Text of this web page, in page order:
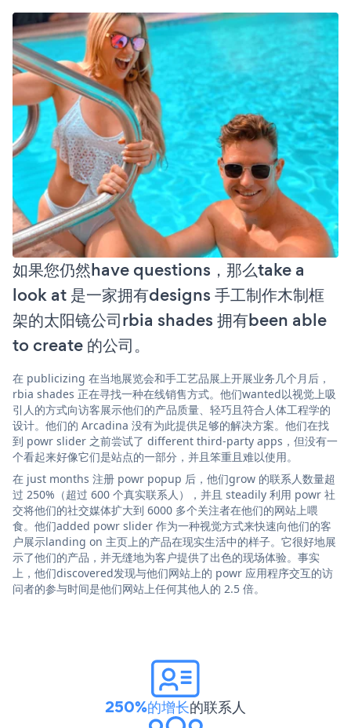
如果您仍然have questions，那么take a
look at 是一家拥有designs 手工制作木制框
架的太阳镜公司rbia shades 拥有been able
to create 的公司。
在 publicizing 在当地展览会和手工艺品展上开展业务几个月后，
rbia shades 正在寻找一种在线销售方式。他们wanted以视觉上吸
引人的方式向访客展示他们的产品质量、轻巧且符合人体工程学的
设计。他们的 Arcadina 没有为此提供足够的解决方案。他们在找
到 powr slider 之前尝试了 different third-party apps，但没有一
个看起来好像它们是站点的一部分，并且笨重且难以使用。
在 just months 注册 powr popup 后，他们grow 的联系人数量超
过 250%（超过 600 个真实联系人），并且 steadily 利用 powr 社
交将他们的社交媒体扩大到 6000 多个关注者在他们的网站上喂
食。他们added powr slider 作为一种视觉方式来快速向他们的客
户展示landing on 主页上的产品在现实生活中的样子。它很好地展
示了他们的产品，并无缝地为客户提供了出色的现场体验。事实
上，他们discovered发现与他们网站上的 powr 应用程序交互的访
问者的参与时间是他们网站上任何其他人的 2.5 倍。
250%的增长的联系人